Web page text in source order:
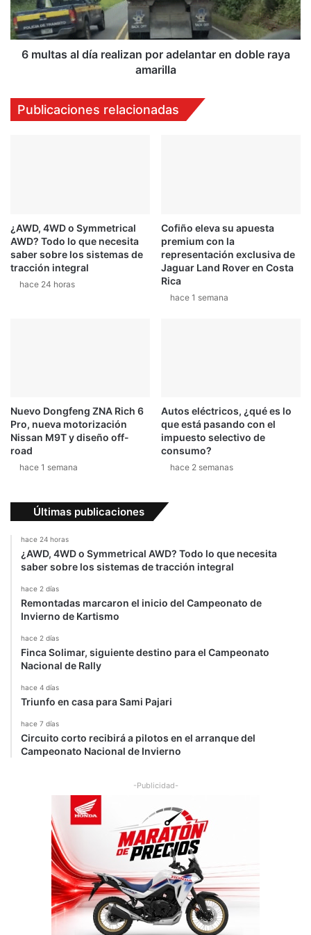
adelantar
en
doble
raya6 multas al día realizan por adelantar en doble raya
amarilla
Publicaciones relacionadas
¿AWD, 4WD o Symmetrical
AWD? Todo lo que necesita
saber sobre los sistemas de
tracción integral
hace 24 horas
Cofiño eleva su apuesta
premium con la
representación exclusiva de
Jaguar Land Rover en Costa
Rica
hace 1 semana
Nuevo Dongfeng ZNA Rich 6
Pro, nueva motorización
Nissan M9T y diseño off-
road
hace 1 semana
Autos eléctricos, ¿qué es lo
que está pasando con el
impuesto selectivo de
consumo?
hace 2 semanas
Últimas publicaciones
hace 24 horas
¿AWD, 4WD o Symmetrical AWD? Todo lo que necesita
saber sobre los sistemas de tracción integral
hace 2 días
Remontadas marcaron el inicio del Campeonato de
Invierno de Kartismo
hace 2 días
Finca Solimar, siguiente destino para el Campeonato
Nacional de Rally
hace 4 días
Triunfo en casa para Sami Pajari
hace 7 días
Circuito corto recibirá a pilotos en el arranque del
Campeonato Nacional de Invierno
-Publicidad-